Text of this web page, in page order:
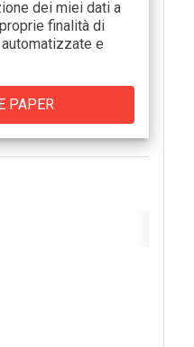
dei miei dati a
finalità di
e